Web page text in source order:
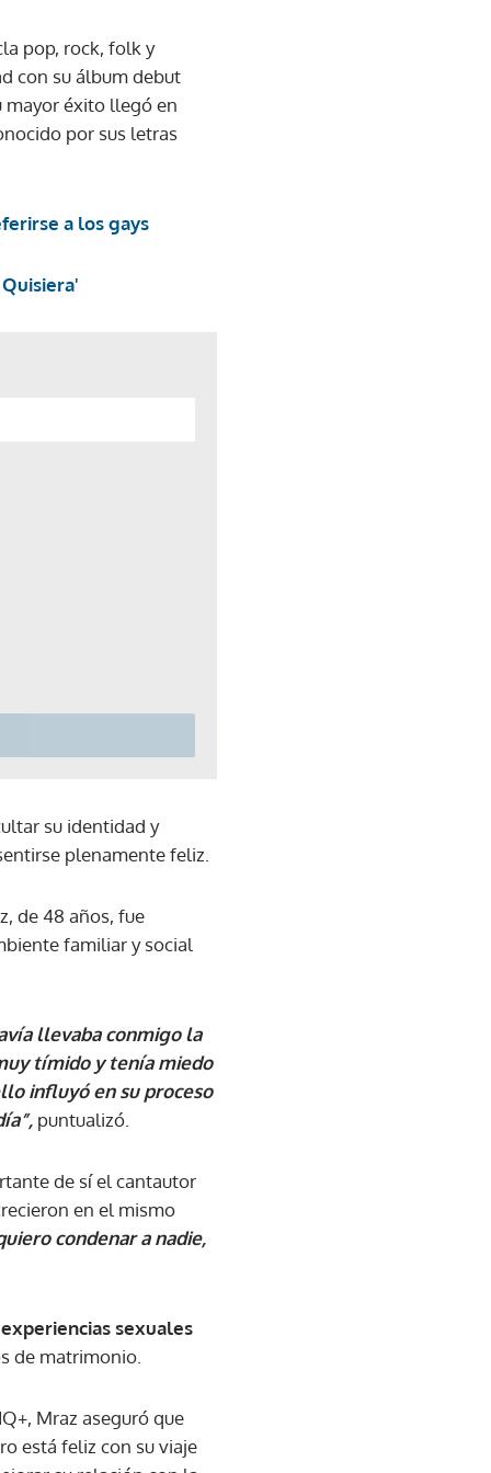
pop, rock, folk y
con su álbum debut
mayor éxito llegó en
por sus letras
a los gays
su identidad y
plenamente feliz.
de 48 años, fue
familiar y social
llevaba conmigo la
tímido y tenía miedo
influyó en su proceso
puntualizó.
de sí el cantautor
en el mismo
condenar a nadie,
experiencias sexuales
de matrimonio.
Mraz aseguró que
está feliz con su viaje